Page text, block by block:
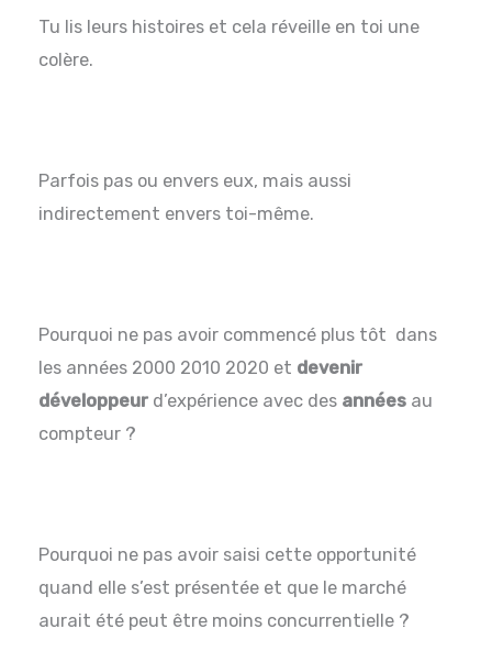
Tu lis leurs histoires et cela réveille en toi une
colère.
Parfois pas ou envers eux, mais aussi
indirectement envers toi-même.
Pourquoi ne pas avoir commencé plus tôt dans
les années 2000 2010 2020 et devenir
développeur d’expérience avec des années au
compteur ?
Pourquoi ne pas avoir saisi cette opportunité
quand elle s’est présentée et que le marché
aurait été peut être moins concurrentielle ?